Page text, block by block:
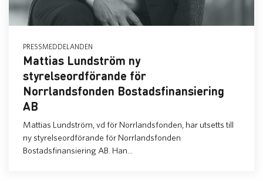
PRESSMEDDELANDEN
Mattias Lundström ny
styrelseordförande för
Norrlandsfonden Bostadsfinansiering
AB
Mattias Lundström, vd för Norrlandsfonden, har utsetts till
ny styrelseordförande för Norrlandsfonden
Bostadsfinansiering AB. Han...